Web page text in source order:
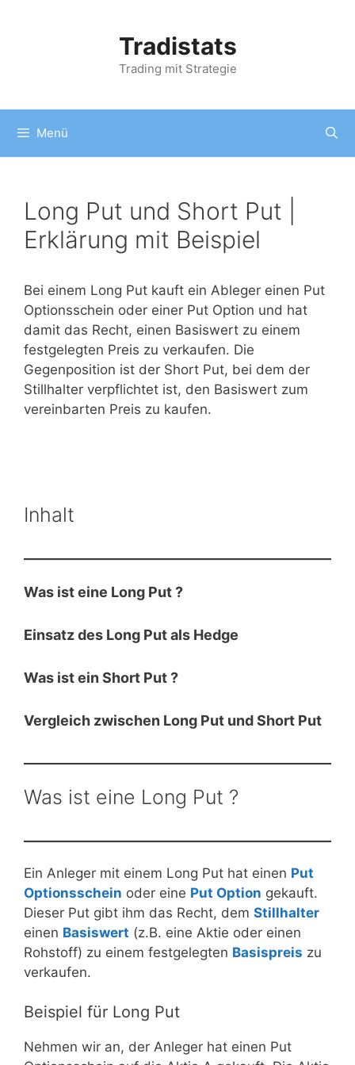
Tradistats
Trading mit Strategie
Menü
Long Put und Short Put |
Erklärung mit Beispiel
Bei einem Long Put kauft ein Ableger einen Put
Optionsschein oder einer Put Option und hat
damit das Recht, einen Basiswert zu einem
festgelegten Preis zu verkaufen. Die
Gegenposition ist der Short Put, bei dem der
Stillhalter verpflichtet ist, den Basiswert zum
vereinbarten Preis zu kaufen.
Inhalt
Was ist eine Long Put ?
Einsatz des Long Put als Hedge
Was ist ein Short Put ?
Vergleich zwischen Long Put und Short Put
Was ist eine Long Put ?
Ein Anleger mit einem Long Put hat einen Put
Optionsschein oder eine Put Option gekauft.
Dieser Put gibt ihm das Recht, dem Stillhalter
einen Basiswert (z.B. eine Aktie oder einen
Rohstoff) zu einem festgelegten Basispreis zu
verkaufen.
Beispiel für Long Put
Nehmen wir an, der Anleger hat einen Put